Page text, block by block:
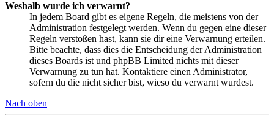
Weshalb wurde ich verwarnt?
In jedem Board gibt es eigene Regeln, die meistens von der
Administration festgelegt werden. Wenn du gegen eine dieser
Regeln verstoßen hast, kann sie dir eine Verwarnung erteilen.
Bitte beachte, dass dies die Entscheidung der Administration
dieses Boards ist und phpBB Limited nichts mit dieser
Verwarnung zu tun hat. Kontaktiere einen Administrator,
sofern du die nicht sicher bist, wieso du verwarnt wurdest.
Nach oben